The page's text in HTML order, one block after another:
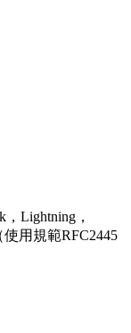
Lightning，
用規範RFC2445